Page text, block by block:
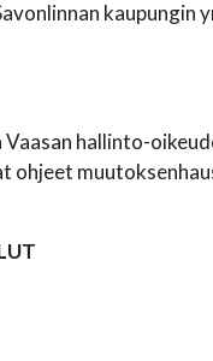
Vaasan hallinto-
ohjeet